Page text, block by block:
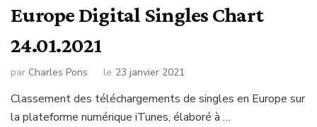
Europe Digital Singles Chart
24.01.2021
par Charles Pons le 23 janvier 2021
Classement des téléchargements de singles en Europe sur
la plateforme numérique iTunes, élaboré à …